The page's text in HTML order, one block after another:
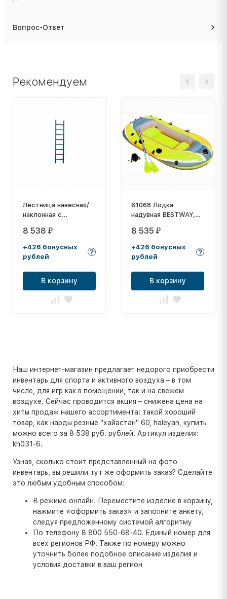
Вопрос-Ответ
Рекомендуем
Лестница навесная/
наклонная с
м
8 538 ₽
+426 бонусных
рублей
В корзину
61068 Лодка
надувная BESTWAY,
8 535 ₽
+426 бонусных
рублей
В корзину
Наш интернет-магазин предлагает недорого приобрести
инвентарь для спорта и активного воздуха – в том
числе, для игр как в помещении, так и на свежем
воздухе. Сейчас проводится акция – снижена цена на
хиты продаж нашего ассортимента: такой хороший
товар, как нарды резные "хайастан" 60, haleyan, купить
можно всего за 8 538 руб. рублей. Артикул изделия:
kh031-6.
Узнав, сколько стоит представленный на фото
инвентарь, вы решили тут же оформить заказ? Сделайте
это любым удобным способом:
В режиме онлайн. Переместите изделие в корзину,
нажмите «оформить заказ» и заполните анкету,
следуя предложенному системой алгоритму
По телефону 8 800 550-68-40. Единый номер для
всех регионов РФ. Также по номеру можно
уточнить более подобное описание изделия и
условия доставки в ваш регион